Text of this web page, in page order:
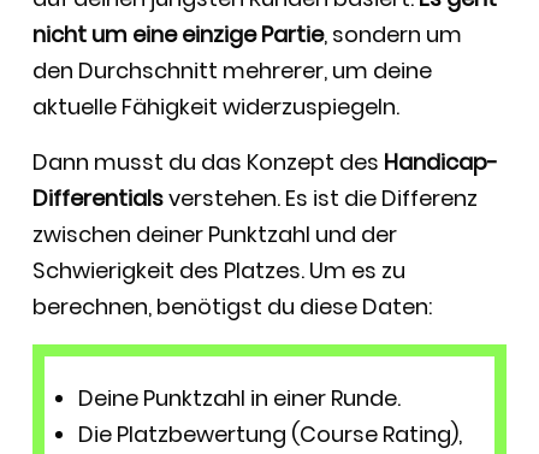
nicht um eine einzige Partie, sondern um
den Durchschnitt mehrerer, um deine
aktuelle Fähigkeit widerzuspiegeln.
Dann musst du das Konzept des Handicap-
Differentialsverstehen. Es ist die Differenz
zwischen deiner Punktzahl und der
Schwierigkeit des Platzes. Um es zu
berechnen, benötigst du diese Daten:
Deine Punktzahl in einer Runde.
Die Platzbewertung (Course Rating),